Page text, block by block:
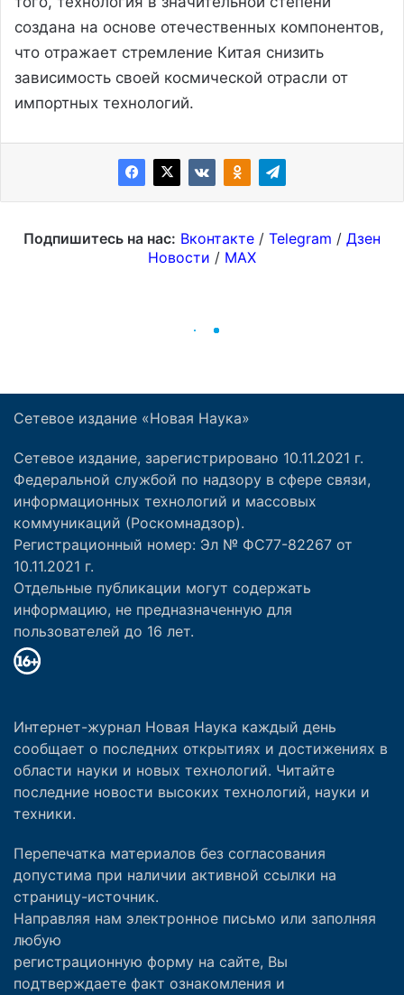
Сетевое издание «Новая Наука»
Сетевое издание, зарегистрировано 10.11.2021 г.
Федеральной службой по надзору в сфере связи,
информационных технологий и массовых
коммуникаций (Роскомнадзор).
Регистрационный номер: Эл № ФС77-82267 от
10.11.2021 г.
Отдельные публикации могут содержать
информацию, не предназначенную для
пользователей до 16 лет.
Интернет-журнал Новая Наука каждый день
сообщает о последних открытиях и достижениях в
области науки и новых технологий. Читайте
последние новости высоких технологий, науки и
техники.
Перепечатка материалов без согласования
допустима при наличии активной ссылки на
страницу-источник.
Направляя нам электронное письмо или заполняя
любую
регистрационную форму на сайте, Вы
подтверждаете факт ознакомления и